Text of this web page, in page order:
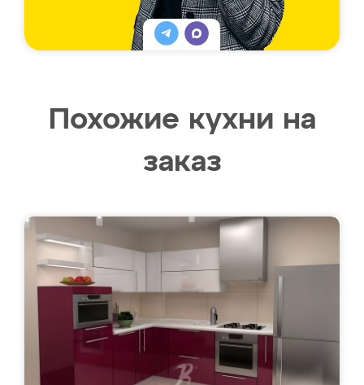
Похожие кухни на
заказ